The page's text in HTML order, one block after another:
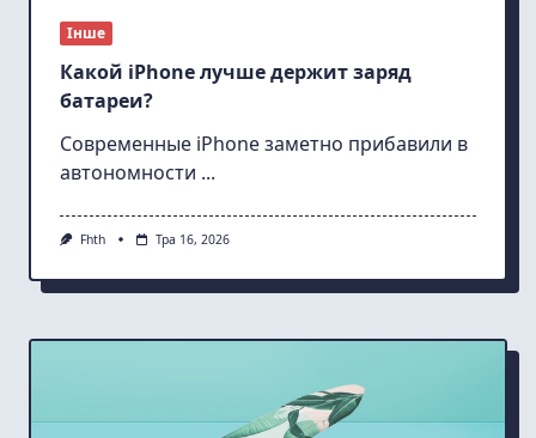
Інше
Какой iPhone лучше держит заряд
батареи?
Современные iPhone заметно прибавили в
автономности ...
Fhth Тра 16, 2026